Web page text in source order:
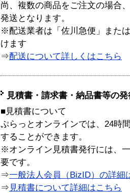
尚、複数の商品をご注文の場合
発送となります。
※配送業者は「佐川急便」また
けます
⇒配送について詳しくはこちら
見積書・請求書・納品書等の
■見積書について
ぷらっとオンラインでは、24時
することができます。
※オンライン見積書発行には、
要です。
⇒一般法人会員（BizID）の詳細
⇒ 見積書について詳細はこちら